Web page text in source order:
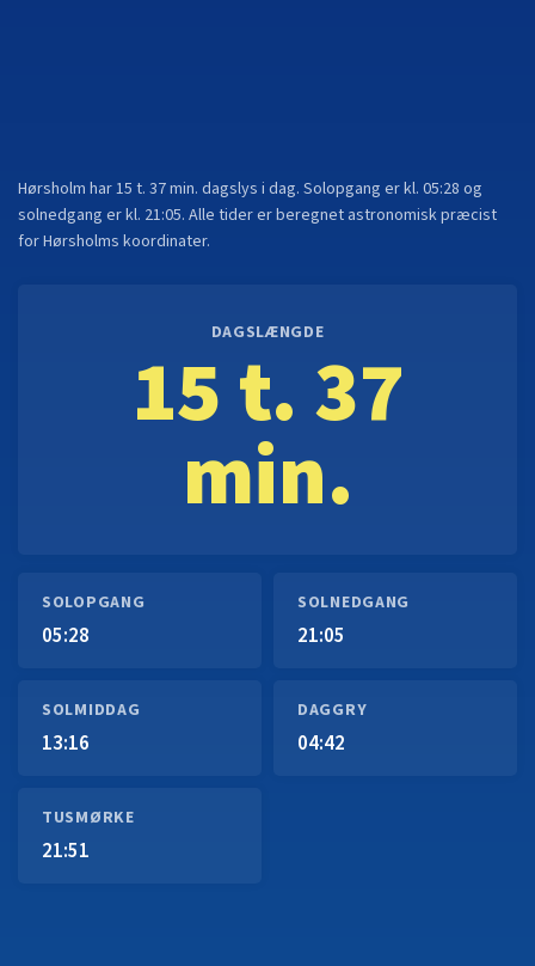
Hørsholm har15 t. 37 min. dagslys i dag. Solopgang er kl. 05:28 og
solnedgang er kl. 21:05. Alle tider er beregnet astronomisk præcist
forHørsholms koordinater.
DAGSLÆNGDE
15 t. 37
min.
SOLOPGANG
05:28
SOLNEDGANG
21:05
SOLMIDDAG
13:16
DAGGRY
04:42
TUSMØRKE
21:51